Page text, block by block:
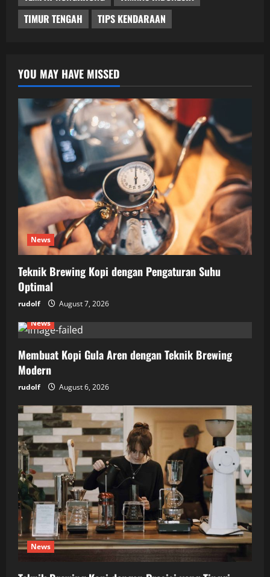
TIMUR TENGAH
TIPS KENDARAAN
YOU MAY HAVE MISSED
News
Teknik Brewing Kopi dengan Pengaturan Suhu
Optimal
rudolf
August 7, 2026
News
Membuat Kopi Gula Aren dengan Teknik Brewing
Modern
rudolf August 6, 2026
News